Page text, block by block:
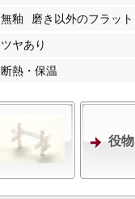
無釉
磨き以外のフラット
ツヤあり
断熱・保温
役物